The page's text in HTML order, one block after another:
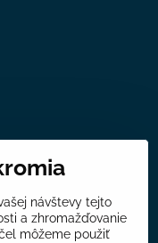
návštevy tejto
a zhromažďovanie
môžeme použiť